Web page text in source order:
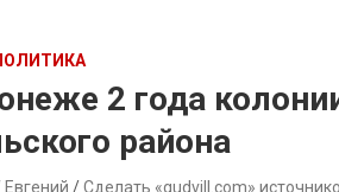
2 года
района
Евгений Сделать «gudvill.com»